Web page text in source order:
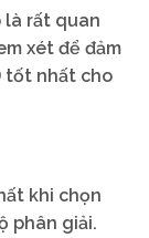
là rất quan
xét để đảm
tốt nhất cho
khi chọn
phân giải.